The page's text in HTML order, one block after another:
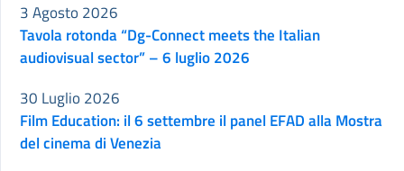
Tavola rotonda “Dg-Connect meets the Italian
audiovisual sector” – 6 luglio 2026
3 Agosto 2026
Film Education: il 6 settembre il panel EFAD alla Mostra
del cinema di Venezia
30 Luglio 2026